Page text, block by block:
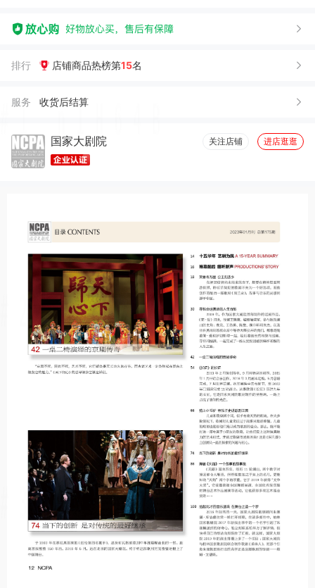
排行 店铺商品热榜第15名
服务 收货后结算
国家大剧院 关注店铺 进店逛逛